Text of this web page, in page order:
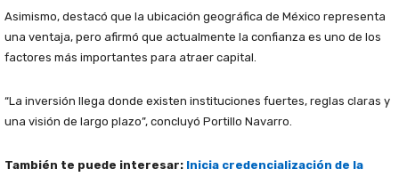
Asimismo, destacó que la ubicación geográfica de México representa
una ventaja, pero afirmó que actualmente la confianza es uno de los
factores más importantes para atraer capital.
“La inversión llega donde existen instituciones fuertes, reglas claras y
una visión de largo plazo”, concluyó Portillo Navarro.
También te puede interesar: Inicia credencialización de la